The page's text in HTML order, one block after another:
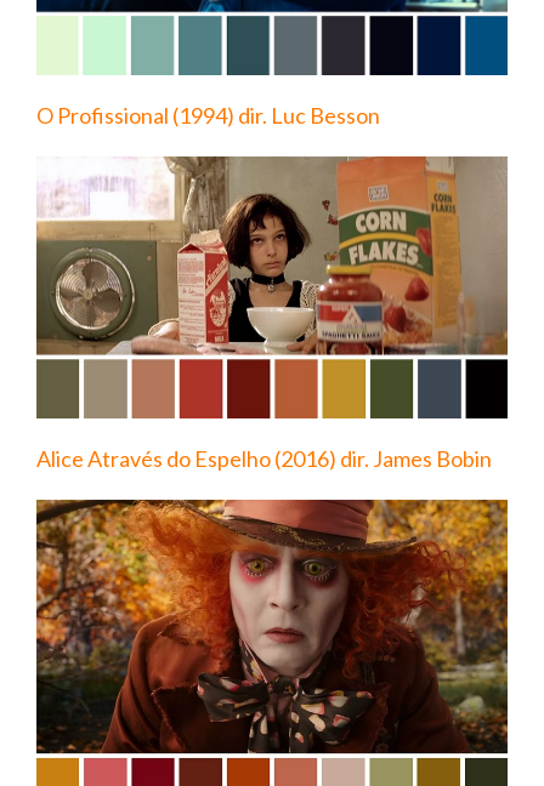
O Profissional (1994) dir. Luc Besson
Alice Através do Espelho (2016) dir. James Bobin